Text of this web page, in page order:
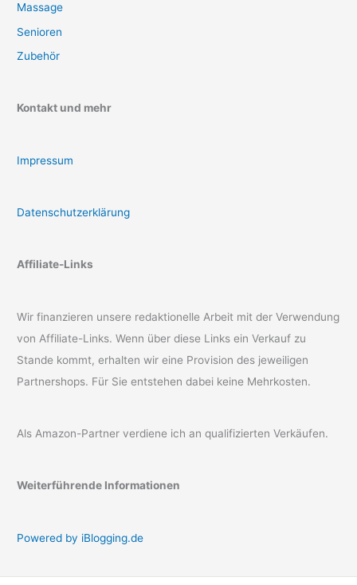
Massage
Senioren
Zubehör
Kontakt und mehr
Impressum
Datenschutzerklärung
Affiliate-Links
Wir finanzieren unsere redaktionelle Arbeit mit der Verwendung
von Affiliate-Links. Wenn über diese Links ein Verkauf zu
Stande kommt, erhalten wir eine Provision des jeweiligen
Partnershops. Für Sie entstehen dabei keine Mehrkosten.
Als Amazon-Partner verdiene ich an qualifizierten Verkäufen.
Weiterführende Informationen
Powered by iBlogging.de